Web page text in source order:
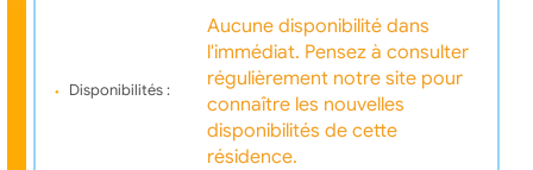
Disponibilités :
Aucune disponibilité dans
l'immédiat. Pensez à consulter
régulièrement notre site pour
connaître les nouvelles
disponibilités de cette
résidence.